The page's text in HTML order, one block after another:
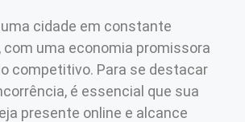
cidade em constante
uma economia promissora
competitivo. Para se destacar
é essencial que sua
presente online e alcance